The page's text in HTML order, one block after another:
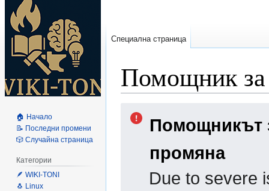
Помощник за
към
към
Помощникът
промяна
Due to severe
Специална страница
🏠 Начало
📝 Последни промени
🎲 Случайна страница
Категории
🪶 WIKI-TONI
🐧 Linux